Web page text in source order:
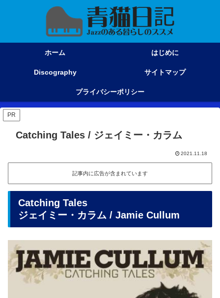
ホーム はじめに
Discography サイトマップ
プライバシーポリシー
PR
Catching Tales / ジェイミー・カラム
2021.11.18
記事内に広告が含まれています
Catching Tales
ジェイミー・カラム / Jamie Cullum